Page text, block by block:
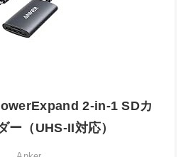
2-in-1 SDカ
ー（UHS-II対応）